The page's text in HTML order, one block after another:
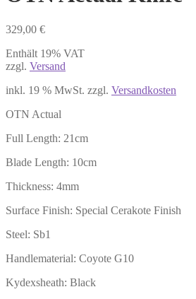
329,00 €
Enthält 19% VAT
zzgl. Versand
inkl. 19 % MwSt. zzgl. Versandkosten
OTN Actual
Full Length: 21cm
Blade Length: 10cm
Thickness: 4mm
Surface Finish: Special Cerakote Finish
Steel: Sb1
Handlematerial: Coyote G10
Kydexsheath: Black